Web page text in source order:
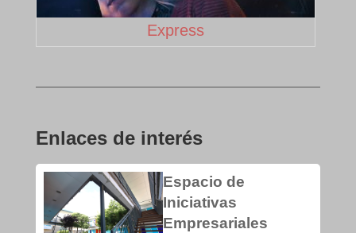
Express
Enlaces de interés
Espacio de
Iniciativas
Empresariales